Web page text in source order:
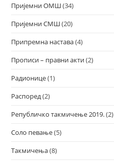
Пријемни ОМШ(34)
Пријемни СМШ(20)
Припремна настава(4)
Прописи – правни акти(2)
Радионице(1)
Распоред(2)
Републичко такмичење 2019.(2)
Соло певање(5)
Такмичења(8)